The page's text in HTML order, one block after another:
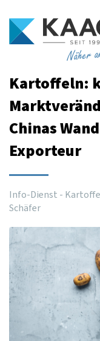
Näher
Kartoffeln:
Chinas
Exporteur
Info-Dienst -
Schäfer